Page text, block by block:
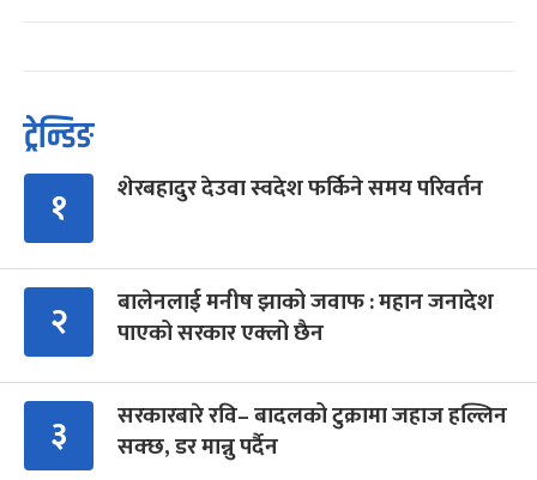
ट्रेन्डिङ
१ शेरबहादुर देउवा स्वदेश फर्किने समय परिवर्तन
२
बालेनलाई मनीष झाको जवाफ : महान जनादेश
पाएको सरकार एक्लो छैन
३
सरकारबारे रवि– बादलको टुक्रामा जहाज हल्लिन
सक्छ, डर मान्नु पर्दैन